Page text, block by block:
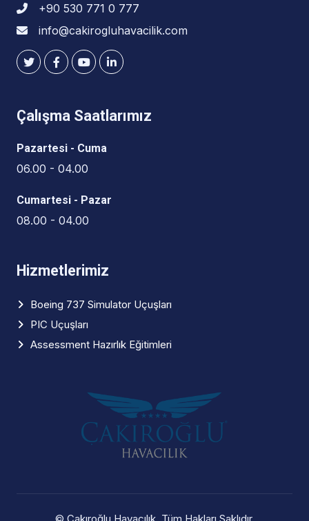
+90 530 771 0 777
info@cakirogluhavacilik.com
Çalışma Saatlarımız
Pazartesi - Cuma
06.00 - 04.00
Cumartesi - Pazar
08.00 - 04.00
Hizmetlerimiz
Boeing 737 Simulator Uçuşları
PIC Uçuşları
Assessment Hazırlık Eğitimleri